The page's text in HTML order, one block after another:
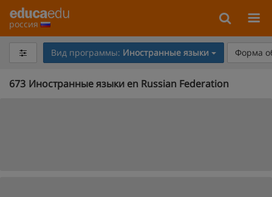
россия
Вид программы: Иностранные языки Форма
673 Иностранные языки en Russian Federation